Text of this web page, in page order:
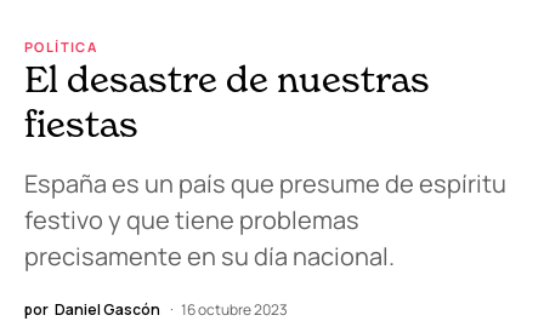
POLÍTICA
El desastre de nuestras
fiestas
España es un país que presume de espíritu
festivo y que tiene problemas
precisamente en su día nacional.
por Daniel Gascón 16 octubre 2023